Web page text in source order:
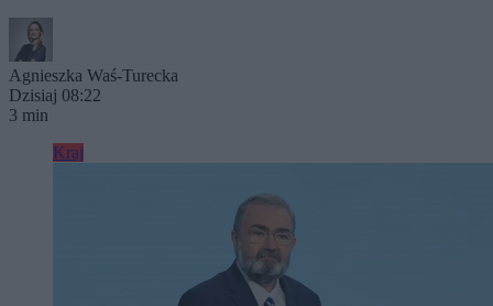
Agnieszka Waś-Turecka
Dzisiaj 08:22
3 min
Kraj